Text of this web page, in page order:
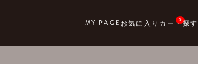
0